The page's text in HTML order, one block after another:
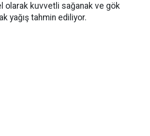
olarak kuvvetli sağanak ve gök
yağış tahmin ediliyor.